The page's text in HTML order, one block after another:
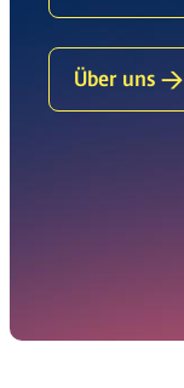
Über uns →